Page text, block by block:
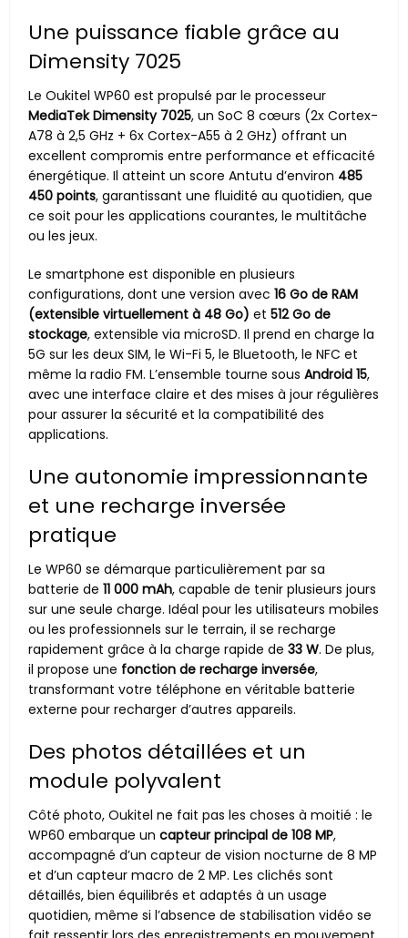
Une puissance fiable grâce au
Dimensity 7025
Le Oukitel WP60 est propulsé par le processeur
MediaTek Dimensity 7025, un SoC 8 cœurs (2x Cortex-
A78 à 2,5 GHz + 6x Cortex-A55 à 2 GHz) offrant un
excellent compromis entre performance et efficacité
énergétique. Il atteint un score Antutu d’environ 485
450 points, garantissant une fluidité au quotidien, que
ce soit pour les applications courantes, le multitâche
ou les jeux.
Le smartphone est disponible en plusieurs
configurations, dont une version avec16 Go de RAM
(extensible virtuellement à 48 Go) et512 Go de
stockage, extensible via microSD. Il prend en charge la
5G sur les deux SIM, le Wi-Fi 5, le Bluetooth, le NFC et
même la radio FM. L’ensemble tourne sousAndroid 15,
avec une interface claire et des mises à jour régulières
pour assurer la sécurité et la compatibilité des
applications.
Une autonomie impressionnante
et une recharge inversée
pratique
Le WP60 se démarque particulièrement par sa
batterie de11 000 mAh, capable de tenir plusieurs jours
sur une seule charge. Idéal pour les utilisateurs mobiles
ou les professionnels sur le terrain, il se recharge
rapidement grâce à la charge rapide de33 W. De plus,
il propose une fonction de recharge inversée,
transformant votre téléphone en véritable batterie
externe pour recharger d’autres appareils.
Des photos détaillées et un
module polyvalent
Côté photo, Oukitel ne fait pas les choses à moitié : le
WP60 embarque uncapteur principal de 108 MP,
accompagné d’un capteur de vision nocturne de 8 MP
et d’un capteur macro de 2 MP. Les clichés sont
détaillés, bien équilibrés et adaptés à un usage
quotidien, même si l’absence de stabilisation vidéo se